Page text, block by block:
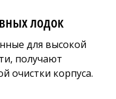
лодок
для высокой
получают
очистки корпуса.